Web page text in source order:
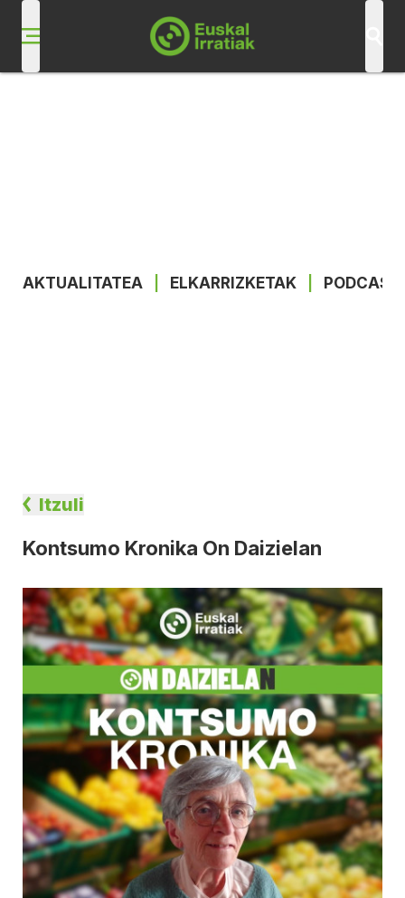
AKTUALITATEA ELKARRIZKETAK
Itzuli
Kontsumo Kronika On Daizielan